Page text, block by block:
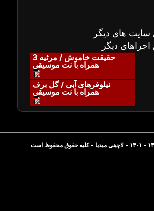
سایت های دیگر
اجراهای دیگر
حقیقت خاموش / مرثیه 3
همراه با نت موسیقی
نیلوفرهای آبی / گل برف
همراه با نت موسیقی